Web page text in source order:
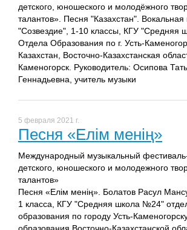
детского, юношеского и молодёжного
талантов». Песня "Казахстан". Вокальная
"Созвездие", 1-10 классы, КГУ "Средняя
Отдела Образования по г. Усть-
Казахстан, Восточно-Казахстанская
Каменогорск. Руководитель: Осипова
Геннадьевна, учитель музыки
5 февраля 2021 г.
Песня «Елім менің»
Международный музыкальный
детского, юношеского и молодежного
талантов»
Песня «Елім менің». Болатов Расул
1 класса, КГУ "Средняя школа №24"
образования по городу Усть-
образования Восточно-Казахстанской